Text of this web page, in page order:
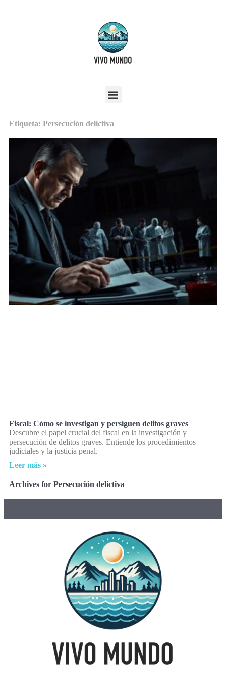
Etiqueta: Persecución delictiva
Fiscal: Cómo se investigan y persiguen delitos graves
Descubre el papel crucial del fiscal en la investigación y
persecución de delitos graves. Entiende los procedimientos
judiciales y la justicia penal.
Leer más »
Archives for Persecución delictiva